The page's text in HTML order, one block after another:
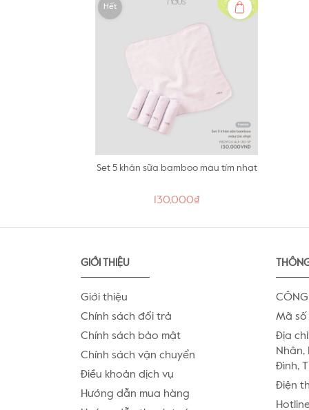
Hết
Set 5 khăn sữa bamboo màu tím nhạt
130,000₫
GIỚI THIỆU
Giới thiệu
Chính sách đổi trả
Chính sách bảo mật
Chính sách vận chuyển
Điều khoản dịch vụ
Hướng dẫn mua hàng
Mã số
Địa
Nhân,
Đình,
Điện